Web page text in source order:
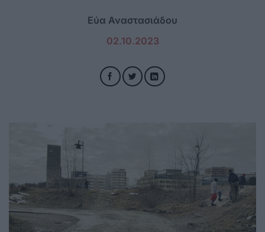
Εύα Αναστασιάδου
02.10.2023